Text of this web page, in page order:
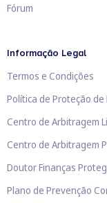
Fórum
Informação Legal
Termos e Condições
Política de Proteção de
Centro de Arbitragem
Centro de Arbitragem
Doutor Finanças
Plano de Prevenção